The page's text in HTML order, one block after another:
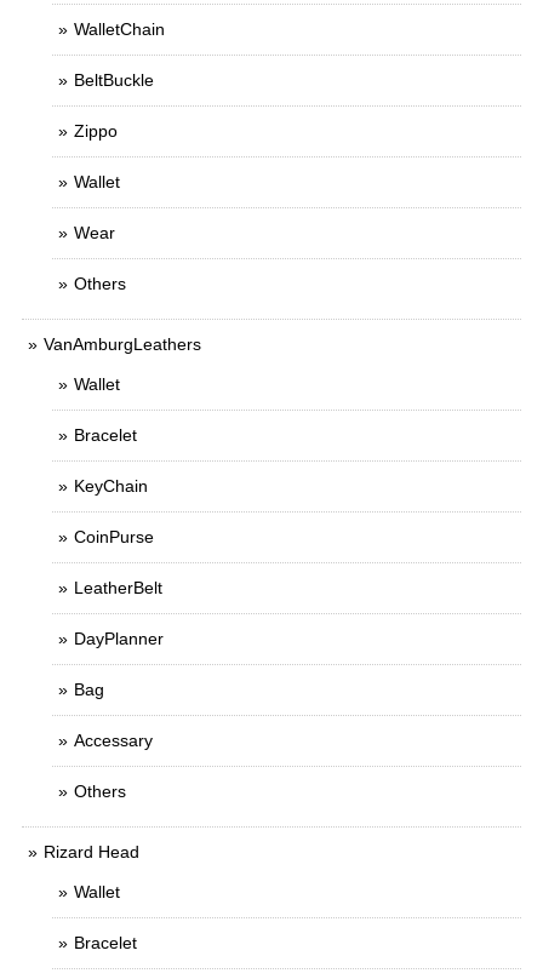
WalletChain
BeltBuckle
Zippo
Wallet
Wear
Others
VanAmburgLeathers
Wallet
Bracelet
KeyChain
CoinPurse
LeatherBelt
DayPlanner
Bag
Accessary
Others
Rizard Head
Wallet
Bracelet